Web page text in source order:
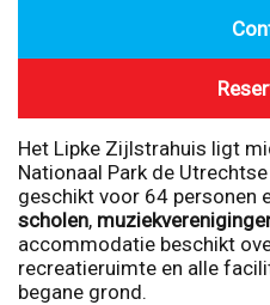
Het Lipke Zijlstrahuis ligt
Nationaal Park de
geschikt voor 64 personen
scholen,
accommodatie beschikt
recreatieruimte en alle
begane grond.